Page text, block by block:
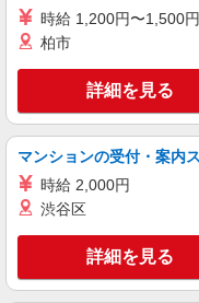
ライフ南台店（店舗コード
ラ
アルバイト
ライフ中野駅前店（店舗コ
衣料品
時
ラ
時給 1,200円〜1,500円
柏市
詳細を見る
マンションの受付・案内
時給 2,000円
渋谷区
詳細を見る